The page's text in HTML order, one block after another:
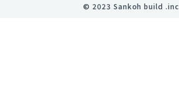
©︎ 2023 Sankoh build .inc